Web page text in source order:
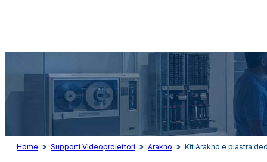
Home » Supporti Videoproiettori » Arakno » Kit Arakno e piastra